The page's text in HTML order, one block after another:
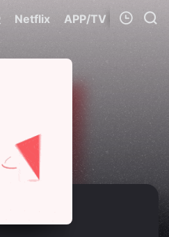
Netflix APP/TV
无观看影片的记录